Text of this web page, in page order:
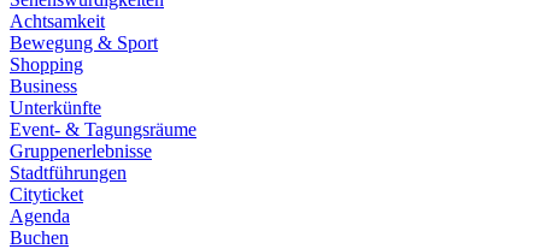
Achtsamkeit
Bewegung & Sport
Shopping
Business
Unterkünfte
Event- & Tagungsräume
Gruppenerlebnisse
Stadtführungen
Cityticket
Agenda
Buchen